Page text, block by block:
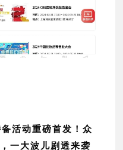
活动重磅首发！众
一大波儿剧透来袭